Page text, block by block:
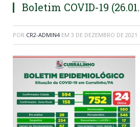
Boletim COVID-19
POR CR2-ADMIN4 EM 3 DE DEZEMBRO DE 2021